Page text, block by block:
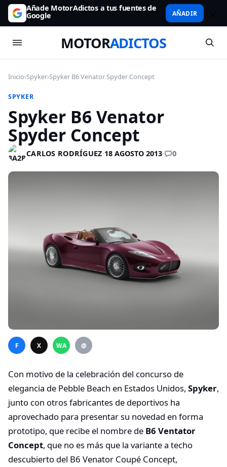
Añade MotorAdictos a tus fuentes de
Google AÑADIR
MOTORADICTOS
Inicio›Spyker›Spyker B6 Venator Spyder Concept
SPYKER
Spyker B6 Venator
Spyder Concept
CARLOS RODRÍGUEZ·18 AGOSTO 2013· 0
F X WA @
Con motivo de la celebración del concurso de
elegancia de Pebble Beach en Estados Unidos, Spyker,
junto con otros fabricantes de deportivos ha
aprovechado para presentar su novedad en forma
prototipo, que recibe el nombre de B6 Ventator
Concept, que no es más que la variante a techo
descubierto del B6 Venator Coupé Concept,